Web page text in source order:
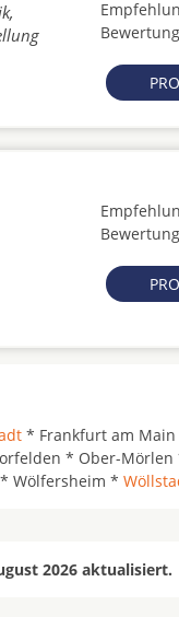
* Frankfurt am
* Ober-Mörlen
* Wölfersheim *
2026 aktualisiert.